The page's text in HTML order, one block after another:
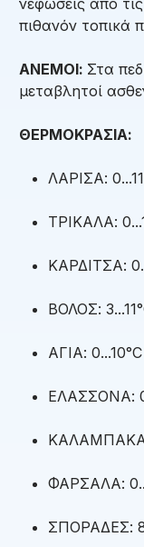
νεφώσεις απο
πιθανόν τοπικά
ΑΝΕΜΟΙ: Στα
μεταβλητοί
ΘΕΡΜΟΚΡΑΣΙΑ:
ΛΑΡΙΣΑ:
ΤΡΙΚΑΛΑ:
ΚΑΡΔΙΤΣΑ:
ΒΟΛΟΣ:
ΑΓΙΑ: 0...10°C
ΕΛΑΣΣΟΝΑ:
ΚΑΛΑΜΠΑΚΑ:
ΦΑΡΣΑΛΑ:
ΣΠΟΡΑΔΕΣ: